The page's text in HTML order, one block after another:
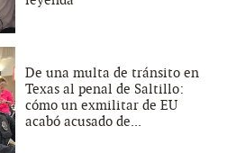
De una multa de tránsito en
Texas al penal de Saltillo:
cómo un exmilitar de EU
acabó acusado de...